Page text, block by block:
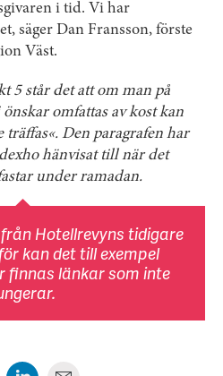
i tid. Vi har
säger Dan Fransson, förste
Väst.
5 står det att om man på
omfattas av kost kan
träffas«. Den paragrafen har
hänvisat till när det
under ramadan.
Hotellrevyns tidigare
kan det till exempel
finnas länkar som inte